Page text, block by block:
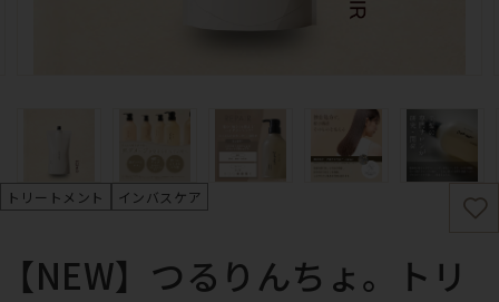
トリートメント インバスケア
【NEW】つるりんちょ。トリ